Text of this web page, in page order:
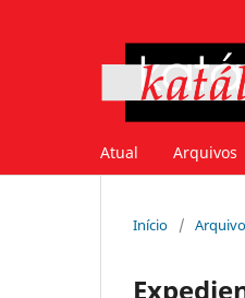
Atual Arquivos
Início /